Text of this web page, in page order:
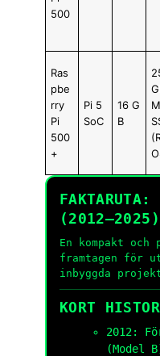
500
Ras
pbe
rry
Pi
500
+
Pi 5
SoC
16 G
B
FAKTARUTA:
(2012–2025)
En kompakt och
framtagen för
inbyggda
KORT
2012:
(Model